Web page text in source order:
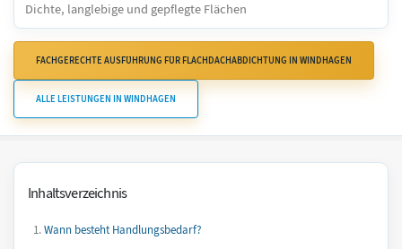
Dichte, langlebige und gepflegte Flächen
FACHGERECHTE AUSFÜHRUNG FÜR FLACHDACHABDICHTUNG IN WINDHAGEN
ALLE LEISTUNGEN IN WINDHAGEN
Inhaltsverzeichnis
Wann besteht Handlungsbedarf?